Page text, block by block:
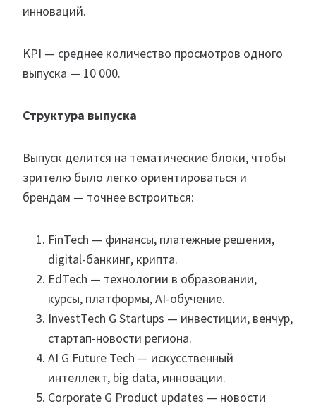
инноваций.
KPI — cреднее количество просмотров одного
выпуска — 10 000.
Структура выпуска
Выпуск делится на тематические блоки, чтобы
зрителю было легко ориентироваться и
брендам — точнее встроиться:
FinTech — финансы, платежные решения,
digital-банкинг, крипта.
EdTech — технологии в образовании,
курсы, платформы, AI-обучение.
InvestTech G Startups — инвестиции, венчур,
стартап-новости региона.
AI G Future Tech — искусственный
интеллект, big data, инновации.
Corporate G Product updates — новости